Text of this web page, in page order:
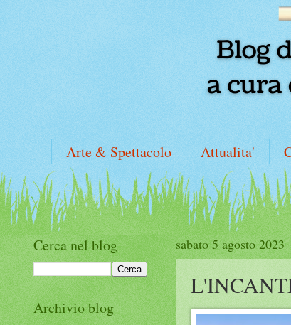
Arte & Spettacolo Attualita'
sabato 5 agosto 2023
Cerca nel blog
Archivio blog